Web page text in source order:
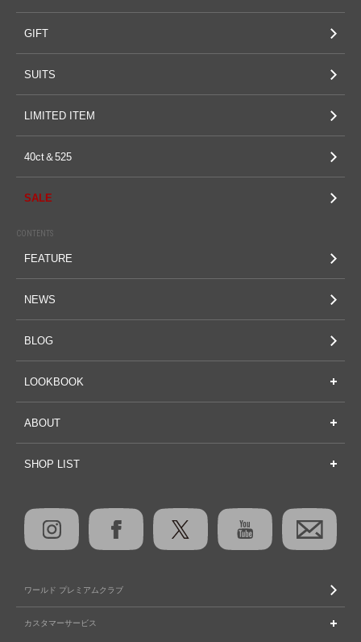
GIFT
SUITS
LIMITED ITEM
40ct＆525
SALE
CONTENTS
FEATURE
NEWS
BLOG
LOOKBOOK
ABOUT
SHOP LIST
ワールド プレミアムクラブ
カスタマーサービス